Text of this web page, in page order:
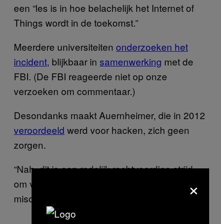
een “les is in hoe belachelijk het Internet of
Things wordt in de toekomst.”
Meerdere universiteiten onderzoeken het
incident, blijkbaar in samenwerking met de
FBI. (De FBI reageerde niet op onze
verzoeken om commentaar.)
Desondanks maakt Auernheimer, die in 2012
veroordeeld werd voor hacken, zich geen
zorgen.
“Nah, dit is een redelijk rechtvaardige strijd
om voor te vechten,” zei hij. “Ik heb geen
misdaad gepleegd.”
×